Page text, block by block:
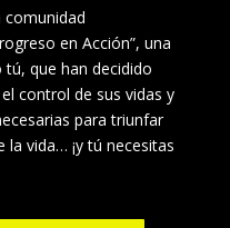
comunidad
en Acción”, una
que han decidido
control de sus vidas y
para triunfar
la vida… ¡y tú necesitas